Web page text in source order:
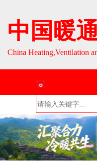
中国暖
China Heating,Ventilation
首页
组织介
绍